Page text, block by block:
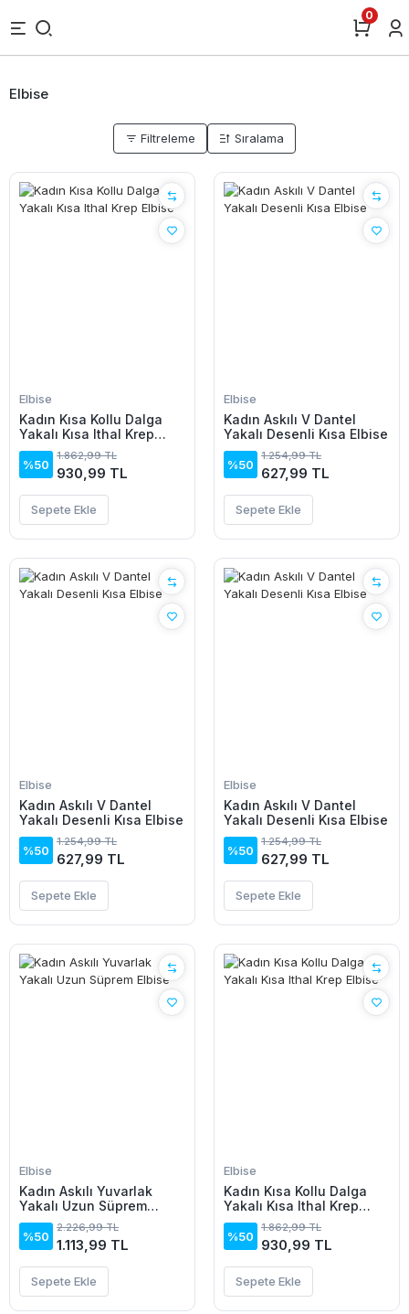
0
Elbise
Filtreleme Sıralama
Elbise
Kadın Kısa Kollu Dalga
Yakalı Kısa Ithal Krep
Elbise
%50
1.862,99 TL
930,99 TL
Sepete Ekle
Elbise
Kadın Askılı V Dantel
Yakalı Desenli Kısa Elbise
%50
1.254,99 TL
627,99 TL
Sepete Ekle
Elbise
Kadın Askılı V Dantel
Yakalı Desenli Kısa Elbise
%50
1.254,99 TL
627,99 TL
Sepete Ekle
Elbise
Kadın Askılı V Dantel
Yakalı Desenli Kısa Elbise
%50
1.254,99 TL
627,99 TL
Sepete Ekle
Elbise
Kadın Askılı Yuvarlak
Yakalı Uzun Süprem
Elbise
%50
2.226,99 TL
1.113,99 TL
Sepete Ekle
Elbise
Kadın Kısa Kollu Dalga
Yakalı Kısa Ithal Krep
Elbise
%50
1.862,99 TL
930,99 TL
Sepete Ekle